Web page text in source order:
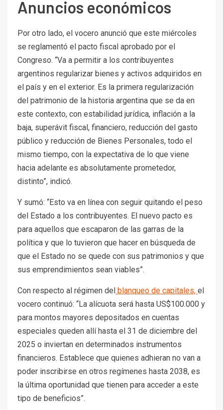
Anuncios económicos
Por otro lado, el vocero anunció que este miércoles
se reglamentó el pacto fiscal aprobado por el
Congreso. “Va a permitir a los contribuyentes
argentinos regularizar bienes y activos adquiridos en
el país y en el exterior. Es la primera regularización
del patrimonio de la historia argentina que se da en
este contexto, con estabilidad jurídica, inflación a la
baja, superávit fiscal, financiero, reducción del gasto
público y reducción de Bienes Personales, todo el
mismo tiempo, con la expectativa de lo que viene
hacia adelante es absolutamente prometedor,
distinto”, indicó.
Y sumó: “Esto va en línea con seguir quitando el peso
del Estado a los contribuyentes. El nuevo pacto es
para aquellos que escaparon de las garras de la
política y que lo tuvieron que hacer en búsqueda de
que el Estado no se quede con sus patrimonios y que
sus emprendimientos sean viables”.
Con respecto al régimen del blanqueo de capitales, el
vocero continuó: “La alícuota será hasta US$100.000 y
para montos mayores depositados en cuentas
especiales queden allí hasta el 31 de diciembre del
2025 o inviertan en determinados instrumentos
financieros. Establece que quienes adhieran no van a
poder inscribirse en otros regímenes hasta 2038, es
la última oportunidad que tienen para acceder a este
tipo de beneficios”.